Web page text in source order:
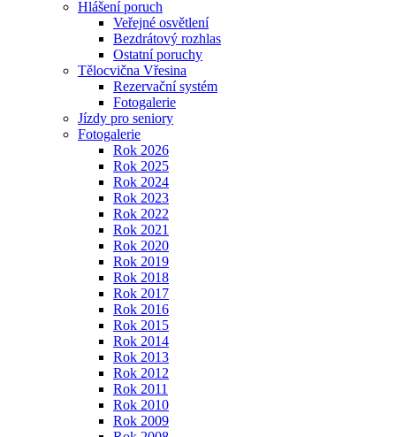
Hlášení poruch
Veřejné osvětlení
Bezdrátový rozhlas
Ostatní poruchy
Tělocvična Vřesina
Rezervační systém
Fotogalerie
Jízdy pro seniory
Fotogalerie
Rok 2026
Rok 2025
Rok 2024
Rok 2023
Rok 2022
Rok 2021
Rok 2020
Rok 2019
Rok 2018
Rok 2017
Rok 2016
Rok 2015
Rok 2014
Rok 2013
Rok 2012
Rok 2011
Rok 2010
Rok 2009